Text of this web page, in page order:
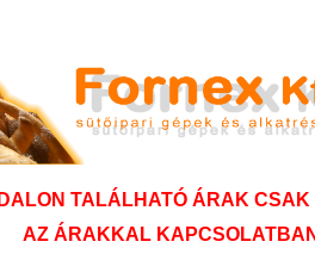
TALÁLHATÓ ÁRAK
AZ ÁRAKKAL